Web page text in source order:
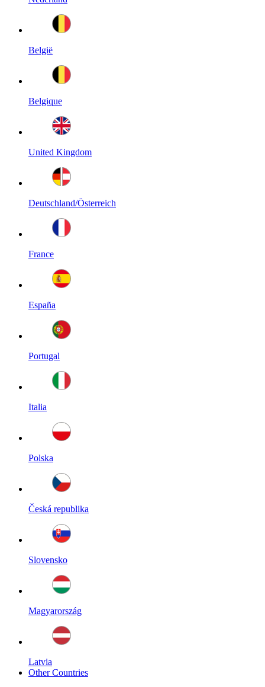
België
Belgique
United Kingdom
Deutschland/Österreich
France
España
Portugal
Italia
Polska
Česká republika
Slovensko
Magyarország
Latvia
Other Countries